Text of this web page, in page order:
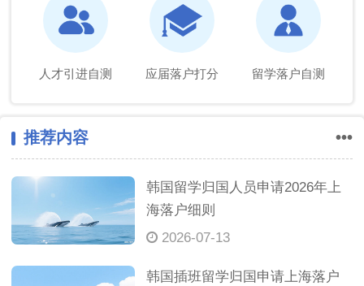
人才引进自测 应届落户打分 留学落户自测
推荐内容 •••
韩国留学归国人员申请2026年上
海落户细则
2026-07-13
韩国插班留学归国申请上海落户